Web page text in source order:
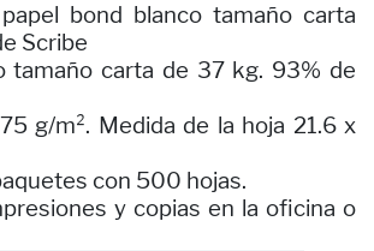
bond blanco tamaño carta
Scribe
tamaño carta de 37 kg. 93% de
g/m². Medida de la hoja 21.6 x
con 500 hojas.
y copias en la oficina o